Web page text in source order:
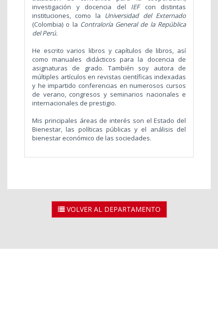
investigación y docencia del IEFcon distintas
instituciones, como la Universidad del Externado
(Colombia) o la Contraloría General de la República
del Perú.
He escrito varios libros y capítulos de libros, así
como manuales didácticos para la docencia de
asignaturas de grado. También soy autora de
múltiples artículos en revistas científicas indexadas
y he impartido conferencias en numerosos cursos
de verano, congresos y seminarios nacionales e
internacionales de prestigio.
Mis principales áreas de interés son el Estado del
Bienestar, las políticas públicas y el análisis del
bienestar económico de las sociedades.
VOLVER AL DEPARTAMENTO